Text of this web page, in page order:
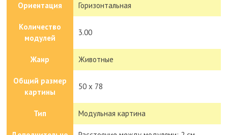
Ориентация Горизонтальная
Количество
модулей
3.00
Жанр Животные
Общий размер
картины
50 x 78
Тип Модульная картина